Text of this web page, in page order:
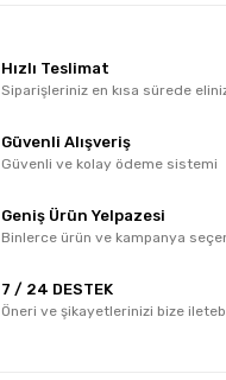
Hızlı Teslimat
Siparişleriniz en kısa sürede
Güvenli Alışveriş
Güvenli ve kolay ödeme sistemi
Geniş Ürün Yelpazesi
Binlerce ürün ve kampanya
7 / 24 DESTEK
Öneri ve şikayetlerinizi bize